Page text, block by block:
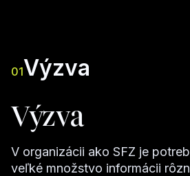
01Výzva
Výzva
V organizácii ako SFZ je
veľké množstvo informácii